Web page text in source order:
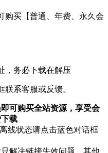
购买【普通、年费、永久会
，务必下载在解压
联系客服或反馈。
可购买全站资源，享受会
载
线状态请点击蓝色对话框